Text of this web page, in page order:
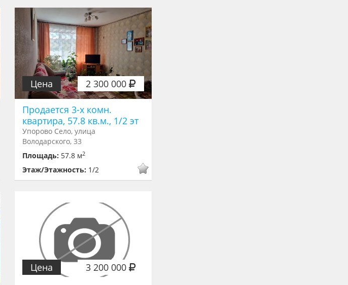
2 300 000
Цена
Продается 3-х комн.
квартира, 57.8 кв.м., 1/2 эт
Упорово Село, улица
Володарского, 33
Площадь: 57.8 м2
Этаж/Этажность: 1/2
3 200 000
Цена